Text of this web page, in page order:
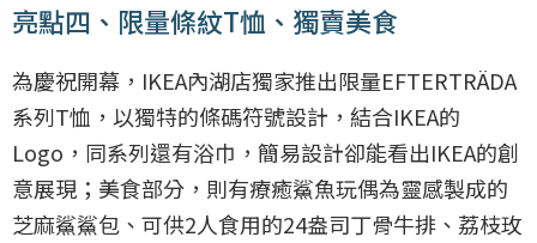
亮點四、限量條紋T恤、獨賣美食
為慶祝開幕，IKEA內湖店獨家推出限量EFTERTRÄDA
系列T恤，以獨特的條碼符號設計，結合IKEA的
Logo，同系列還有浴巾，簡易設計卻能看出IKEA的創
意展現；美食部分，則有療癒鯊魚玩偶為靈感製成的
芝麻鯊鯊包、可供2人食用的24盎司丁骨牛排、荔枝玫